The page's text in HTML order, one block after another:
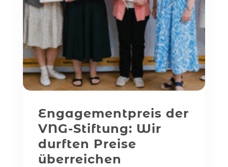
Engagementpreis der
VNG-Stiftung: Wir
durften Preise
überreichen